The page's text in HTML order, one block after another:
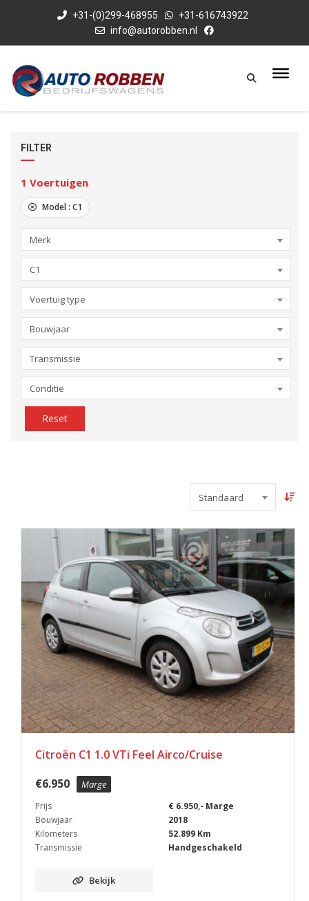
+31-(0)299-468955
+31-616743922
info@autorobben.nl
FILTER
1 Voertuigen
Model : C1
Merk
C1
Voertuig type
Bouwjaar
Transmissie
Conditie
Reset
Standaard
Citroën C1 1.0 VTi Feel Airco/Cruise
€6.950 Marge
Prijs
€ 6.950,- Marge
Bouwjaar
2018
Kilometers
52.899 Km
Transmissie
Handgeschakeld
Bekijk